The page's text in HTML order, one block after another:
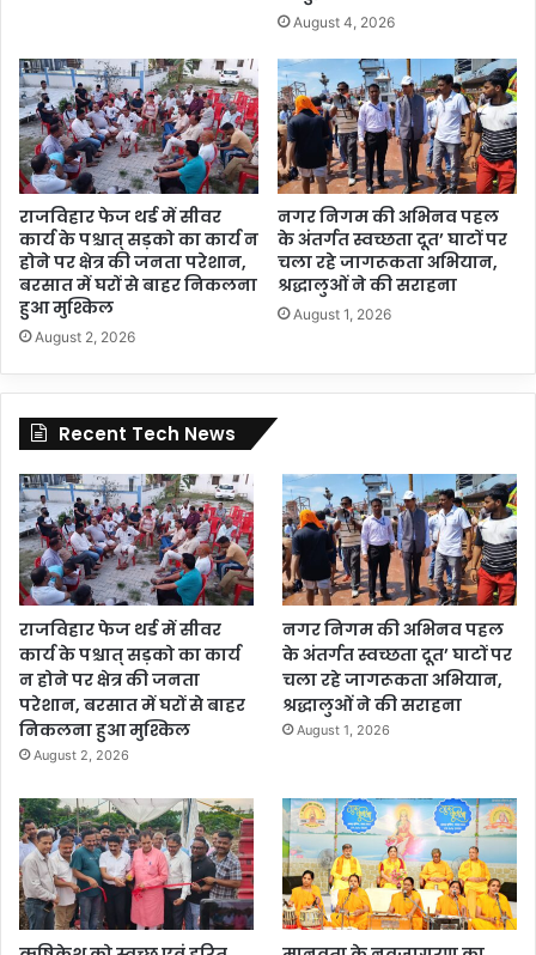
August 4, 2026
राजविहार फेज थर्ड में सीवर
कार्य के पश्चात् सड़को का कार्य न
होने पर क्षेत्र की जनता परेशान,
बरसात में घरों से बाहर निकलना
हुआ मुश्किल
August 2, 2026
नगर निगम की अभिनव पहल
के अंतर्गत स्वच्छता दूत’ घाटों पर
चला रहे जागरूकता अभियान,
श्रद्धालुओं ने की सराहना
August 1, 2026
Recent Tech News
राजविहार फेज थर्ड में सीवर
कार्य के पश्चात् सड़को का कार्य
न होने पर क्षेत्र की जनता
परेशान, बरसात में घरों से बाहर
निकलना हुआ मुश्किल
August 2, 2026
नगर निगम की अभिनव पहल
के अंतर्गत स्वच्छता दूत’ घाटों पर
चला रहे जागरूकता अभियान,
श्रद्धालुओं ने की सराहना
August 1, 2026